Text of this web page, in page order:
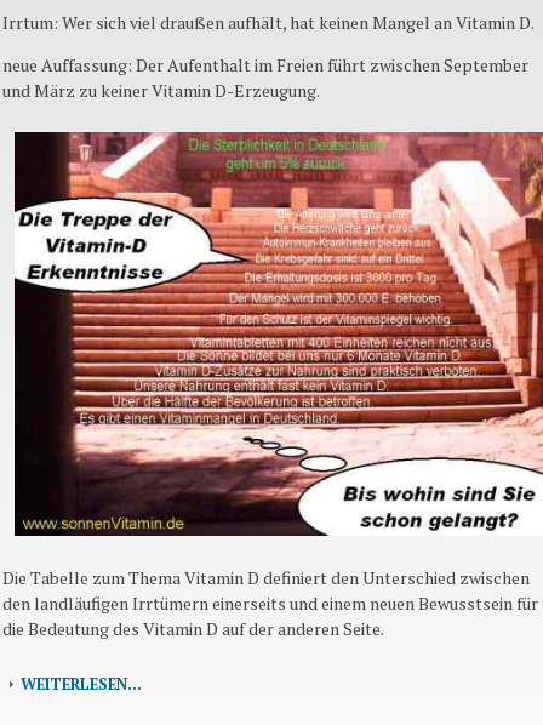
Irrtum: Wer sich viel draußen aufhält, hat keinen Mangel an Vitamin D.
neue Auffassung: Der Aufenthalt im Freien führt zwischen September
und März zu keiner Vitamin D-Erzeugung.
Die Tabelle zum Thema Vitamin D definiert den Unterschied zwischen
den landläufigen Irrtümern einerseits und einem neuen Bewusstsein für
die Bedeutung des Vitamin D auf der anderen Seite.
WEITERLESEN...